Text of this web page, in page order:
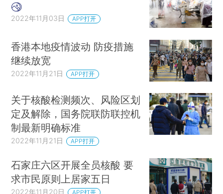
2022年11月03日 APP打开
香港本地疫情波动 防疫措施
继续放宽
2022年11月21日 APP打开
关于核酸检测频次、风险区划
定及解除，国务院联防联控机
制最新明确标准
2022年11月21日 APP打开
石家庄六区开展全员核酸 要
求市民原则上居家五日
2022年11月20日 APP打开